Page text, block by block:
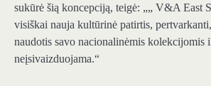
sukūrė šią koncepciją, teigė: „„ V&A East
visiškai nauja kultūrinė patirtis,
naudotis savo nacionalinėmis kolekcijomis
neįsivaizduojama.“